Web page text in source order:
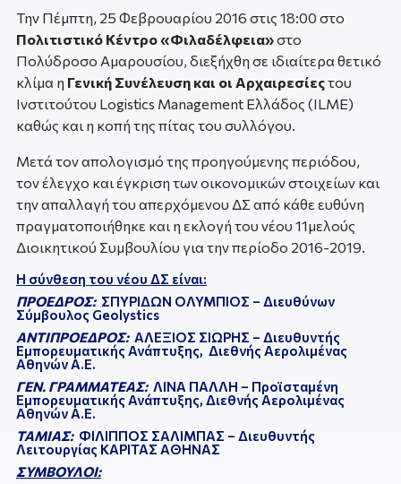
Την Πέμπτη, 25 Φεβρουαρίου 2016 στις 18:00 στο
Πολιτιστικό Κέντρο «Φιλαδέλφεια»στο
Πολύδροσο Αμαρουσίου, διεξήχθη σε ιδιαίτερα θετικό
κλίμα η Γενική Συνέλευση και οι Αρχαιρεσίεςτου
Ινστιτούτου Logistics Management Ελλάδος (ILME)
καθώς και η κοπή της πίτας του συλλόγου.
Μετά τον απολογισμό της προηγούμενης περιόδου,
τον έλεγχο και έγκριση των οικονομικών στοιχείων και
την απαλλαγή του απερχόμενου ΔΣ από κάθε ευθύνη
πραγματοποιήθηκε και η εκλογή του νέου 11μελούς
Διοικητικού Συμβουλίου για την περίοδο 2016-2019.
Η σύνθεση του νέου ΔΣ είναι:
ΠΡΟΕΔΡΟΣ: ΣΠΥΡΙΔΩΝ ΟΛΥΜΠΙΟΣ – Διευθύνων
Σύμβουλος Geolystics
ΑΝΤΙΠΡΟΕΔΡΟΣ:ΑΛΕΞΙΟΣ ΣΙΩΡΗΣ – Διευθυντής
Εμπορευματικής Ανάπτυξης, Διεθνής Αερολιμένας
Αθηνών Α.Ε.
ΓΕΝ. ΓΡΑΜΜΑΤΕΑΣ:ΛΙΝΑ ΠΑΛΛΗ – Προϊσταμένη
Εμπορευματικής Ανάπτυξης, Διεθνής Αερολιμένας
Αθηνών Α.Ε.
ΤΑΜΙΑΣ:ΦΙΛΙΠΠΟΣ ΣΑΛΙΜΠΑΣ – Διευθυντής
Λειτουργίας ΚΑΡΙΤΑΣ ΑΘΗΝΑΣ
ΣΥΜΒΟΥΛΟΙ: